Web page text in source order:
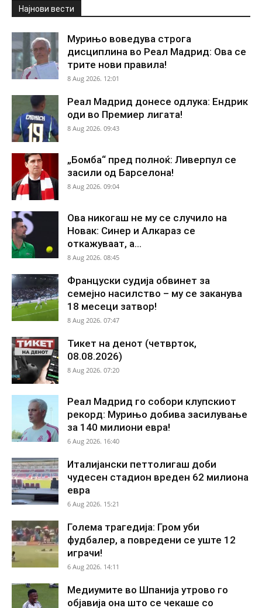
Најнови вести
Мурињо воведува строга
дисциплина во Реал Мадрид: Ова се
трите нови правила!
8 Aug 2026. 12:01
Реал Мадрид донесе одлука: Ендрик
оди во Премиер лигата!
8 Aug 2026. 09:43
„Бомба“ пред полноќ: Ливерпул се
засили од Барселона!
8 Aug 2026. 09:04
Ова никогаш не му се случило на
Новак: Синер и Алкараз се
откажуваат, а...
8 Aug 2026. 08:45
Француски судија обвинет за
семејно насилство – му се заканува
18 месеци затвор!
8 Aug 2026. 07:47
Тикет на денот (четврток,
08.08.2026)
8 Aug 2026. 07:20
Реал Мадрид го собори клупскиот
рекорд: Мурињо добива засилување
за 140 милиони евра!
6 Aug 2026. 16:40
Италијански петтолигаш доби
чудесен стадион вреден 62 милиона
евра
6 Aug 2026. 15:21
Голема трагедија: Гром уби
фудбалер, а повредени се уште 12
играчи!
6 Aug 2026. 14:11
Медиумите во Шпанија утрово го
објавија она што се чекаше со